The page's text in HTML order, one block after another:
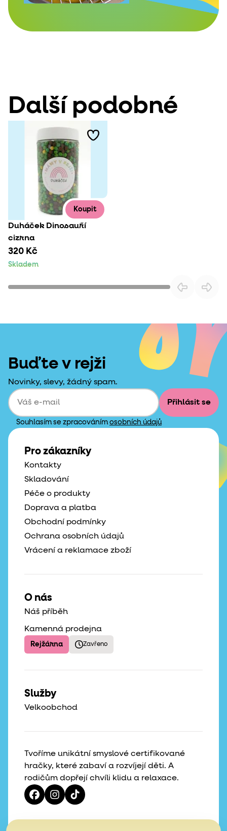
Další podobné
Koupit
Duháček Dinosauří
cizrna
320 Kč
Skladem
Buďte v rejži
Novinky, slevy, žádný spam.
Přihlásit se
Souhlasím se zpracováním osobních údajů
Tvoříme unikátní smyslové certifikované
hračky, které zabaví a rozvíjejí děti. A
rodičům dopřejí chvíli klidu a relaxace.
Pro zákazníky
Kontakty
Skladování
Péče o produkty
Doprava a platba
Obchodní podmínky
Ochrana osobních údajů
Vrácení a reklamace zboží
O nás
Náš příběh
Kamenná prodejna
Rejžárna Zavřeno
Služby
Velkoobchod